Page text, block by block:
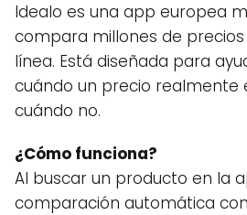
Idealo es una app europea
compara millones de
línea. Está diseñada para
cuándo un precio realmente
cuándo no.
¿Cómo funciona?
Al buscar un producto en la
comparación automática